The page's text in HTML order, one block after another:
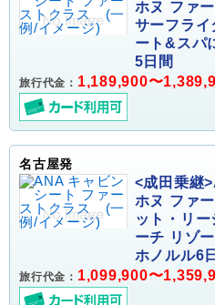
ホヌ ファ
サーフラ
ート&スパ
5日間
旅行代金： 1,189,900〜
名古屋発
<成田乗継
ホヌ ファ
ット・リ
ーチ リゾ
ホノルル6
旅行代金： 1,099,900〜